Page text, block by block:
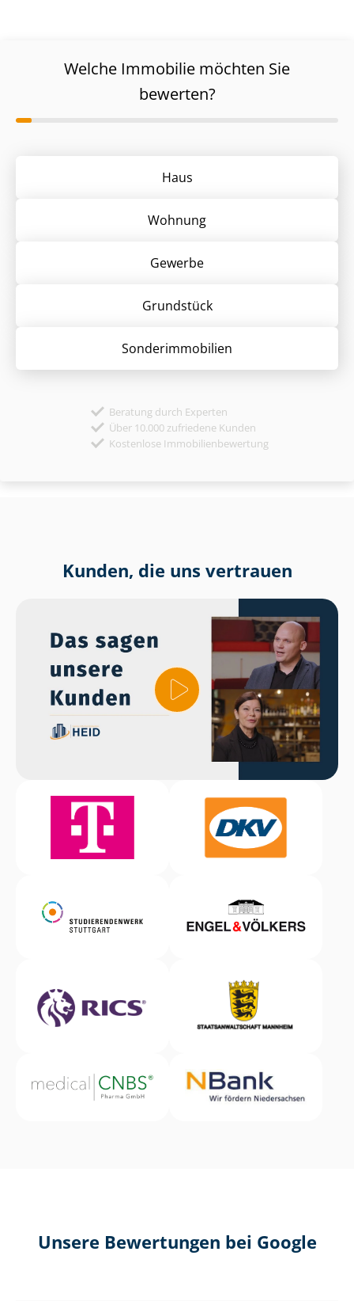
Welche Immobilie möchten Sie
bewerten?
Haus
Wohnung
Gewerbe
Grund­stück
Sonder­immobilien
Beratung durch Experten
Über 10.000 zufriedene Kunden
Kostenlose Immobilienbewertung
Kunden, die uns vertrauen
Unsere Bewertungen bei Google